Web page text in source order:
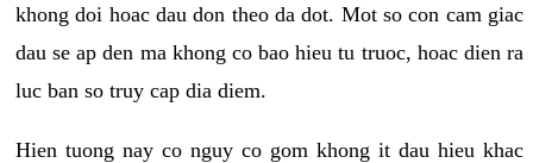
khong doi hoac dau don theo da dot. Mot so con cam giac
dau se ap den ma khong co bao hieu tu truoc, hoac dien ra
luc ban so truy cap dia diem.
Hien tuong nay co nguy co gom khong it dau hieu khac